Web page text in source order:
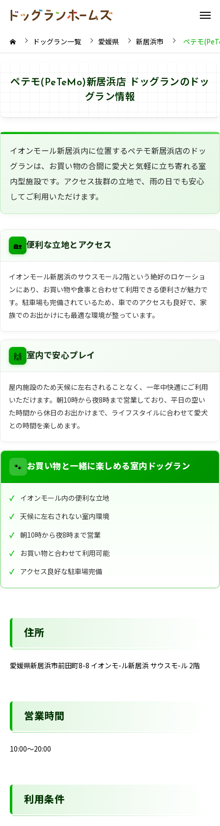
ドッグラン一覧 愛媛県 新居浜市 ペテモ
ペテモ(PeTeMo)新居浜店 ドッグランのドッ
グラン情報
イオンモール新居浜内に位置するペテモ新居浜店のドッ
グランは、お買い物の合間に愛犬と気軽に立ち寄れる室
内型施設です。アクセス抜群の立地で、雨の日でも安心
してご利用いただけます。
🏡 便利な立地とアクセス
イオンモール新居浜のサウスモール2階という絶好のロケーショ
ンにあり、お買い物や食事と合わせて利用できる便利さが魅力で
す。駐車場も完備されているため、車でのアクセスも良好で、家
族でのお出かけにも最適な環境が整っています。
🙌 室内で安心プレイ
屋内施設のため天候に左右されることなく、一年中快適にご利用
いただけます。朝10時から夜8時まで営業しており、平日の空い
た時間から休日のお出かけまで、ライフスタイルに合わせて愛犬
との時間を楽しめます。
🐾 お買い物と一緒に楽しめる室内ドッグラン
イオンモール内の便利な立地
天候に左右されない室内環境
朝10時から夜8時まで営業
お買い物と合わせて利用可能
アクセス良好な駐車場完備
住所
愛媛県新居浜市前田町8-8 イオンモ-ル新居浜 サウスモ-ル 2階
営業時間
10:00～20:00
利用条件